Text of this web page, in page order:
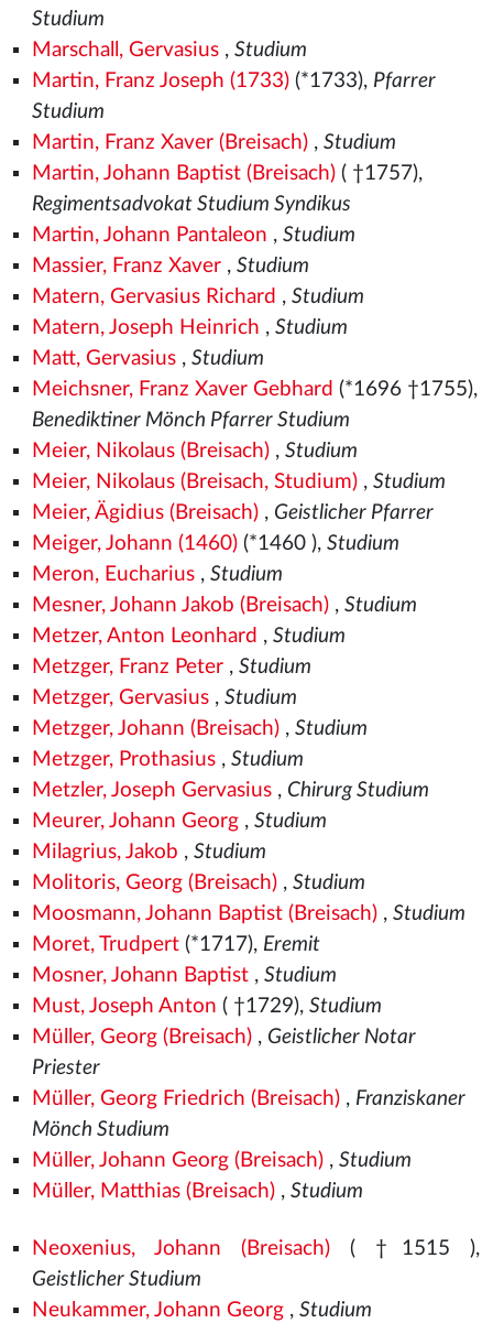
Studium
Marschall, Gervasius, Studium
Martin, Franz Joseph (1733)(*1733), Pfarrer
Studium
Martin, Franz Xaver (Breisach), Studium
Martin, Johann Baptist (Breisach)( †1757),
Regimentsadvokat Studium Syndikus
Martin, Johann Pantaleon , Studium
Massier, Franz Xaver, Studium
Matern, Gervasius Richard , Studium
Matern, Joseph Heinrich , Studium
Matt, Gervasius, Studium
Meichsner, Franz Xaver Gebhard (*1696 †1755),
Benediktiner Mönch Pfarrer Studium
Meier, Nikolaus (Breisach), Studium
Meier, Nikolaus (Breisach, Studium), Studium
Meier, Ägidius (Breisach), Geistlicher Pfarrer
Meiger, Johann (1460)(*1460 ), Studium
Meron, Eucharius, Studium
Mesner, Johann Jakob (Breisach), Studium
Metzer, Anton Leonhard , Studium
Metzger, Franz Peter, Studium
Metzger, Gervasius, Studium
Metzger, Johann (Breisach), Studium
Metzger, Prothasius, Studium
Metzler, Joseph Gervasius, Chirurg Studium
Meurer, Johann Georg, Studium
Milagrius, Jakob , Studium
Molitoris, Georg (Breisach), Studium
Moosmann, Johann Baptist (Breisach), Studium
Moret, Trudpert(*1717), Eremit
Mosner, Johann Baptist, Studium
Must, Joseph Anton ( †1729), Studium
Müller, Georg (Breisach), Geistlicher Notar
Priester
Müller, Georg Friedrich (Breisach), Franziskaner
Mönch Studium
Müller, Johann Georg (Breisach), Studium
Müller, Matthias (Breisach), Studium
Neoxenius, Johann (Breisach)( †1515 ),
Geistlicher Studium
Neukammer, Johann Georg, Studium